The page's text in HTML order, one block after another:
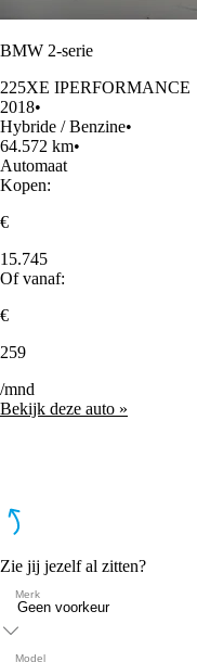
BMW 2-serie
225XE IPERFORMANCE
2018•
Hybride / Benzine•
64.572 km•
Automaat
Kopen:
€
15.745
Of vanaf:
€
259
/mnd
Bekijk deze auto »
Zie jij jezelf al zitten?
Merk
Model